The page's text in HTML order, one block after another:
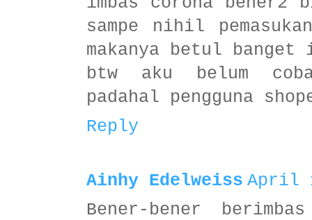
sampe nihil
makanya betul
btw aku belum
padahal pengguna
Reply
Ainhy Edelweiss April
Bener-bener